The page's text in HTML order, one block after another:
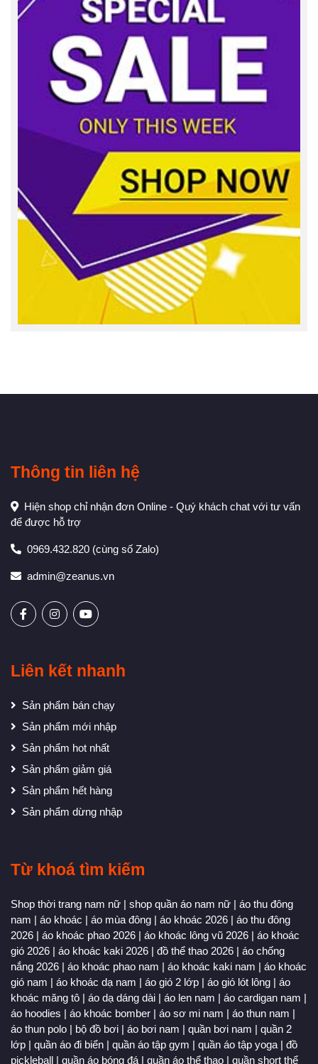
Thông tin liên hệ
Hiện shop chỉ nhận đơn Online - Quý khách chat với tư vấn
để được hỗ trợ
0969.432.820 (cùng số Zalo)
admin@zeanus.vn
Liên kết nhanh
Sản phẩm bán chạy
Sản phẩm mới nhập
Sản phẩm hot nhất
Sản phẩm giảm giá
Sản phẩm hết hàng
Sản phẩm dừng nhập
Từ khoá tìm kiếm
Shop thời trang nam nữ | shop quần áo nam nữ | áo thu đông
nam | áo khoác | áo mùa đông | áo khoác 2026 | áo thu đông
2026 | áo khoác phao 2026 | áo khoác lông vũ 2026 | áo khoác
gió 2026 | áo khoác kaki 2026 | đồ thể thao 2026 | áo chống
nắng 2026 | áo khoác phao nam | áo khoác kaki nam | áo khoác
gió nam | áo khoác dạ nam | áo gió 2 lớp | áo gió lót lông | áo
khoác măng tô | áo dạ dáng dài | áo len nam | áo cardigan nam |
áo hoodies | áo khoác bomber | áo sơ mi nam | áo thun nam |
áo thun polo | bộ đồ bơi | áo bơi nam | quần bơi nam | quần 2
lớp | quần áo đi biển | quần áo tập gym | quần áo tập yoga | đồ
pickleball | quần áo bóng đá | quần áo thể thao | quần short thể